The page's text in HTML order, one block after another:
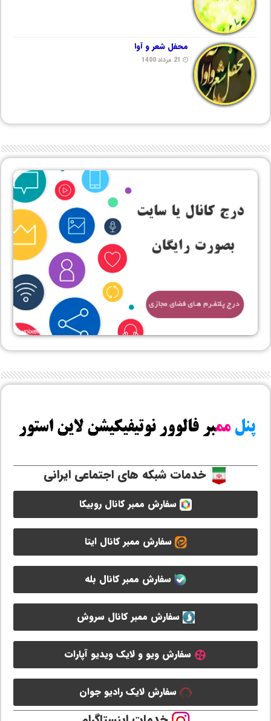
محفل شعر و آوا
21 مرداد 1400
خدمات شبکه های اجتماعی ایرانی
سفارش ممبر کانال روبیکا
سفارش ممبر کانال ایتا
سفارش ممبر کانال بله
سفارش ممبر کانال سروش
سفارش ویو و لایک ویدیو آپارات
سفارش لایک رادیو جوان